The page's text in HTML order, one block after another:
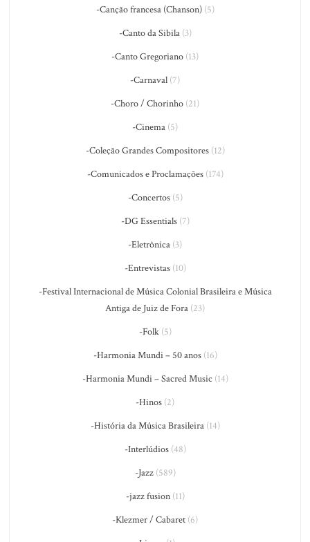
-Canção francesa (Chanson)(5)
-Canto da Sibila(3)
-Canto Gregoriano (13)
-Carnaval (7)
-Choro / Chorinho (21)
-Cinema (5)
-Coleção Grandes Compositores(12)
-Comunicados e Proclamações(174)
-Concertos(5)
-DG Essentials(7)
-Eletrônica (3)
-Entrevistas(10)
-Festival Internacional de Música Colonial Brasileira e Música
Antiga de Juiz de Fora (23)
-Folk(5)
-Harmonia Mundi – 50 anos(16)
-Harmonia Mundi – Sacred Music (14)
-Hinos (2)
-História da Música Brasileira(14)
-Interlúdios(48)
-Jazz(589)
-jazz fusion(11)
-Klezmer / Cabaret (6)